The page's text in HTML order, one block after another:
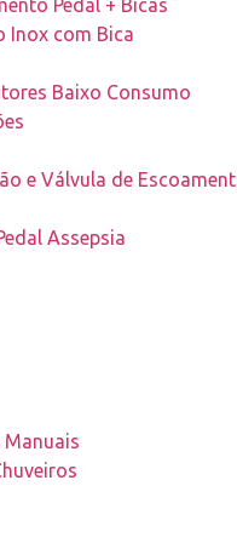
Pedal + Bicas
Inox com Bica
Baixo Consumo
e Válvula de
Assepsia
Manuais